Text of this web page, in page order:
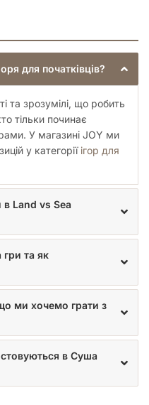
для початківців?
та зрозумілі, що робить
тільки починає
У магазині JOY ми
у категорії ігор для
Land vs Sea
та як
ми хочемо грати з
в Суша